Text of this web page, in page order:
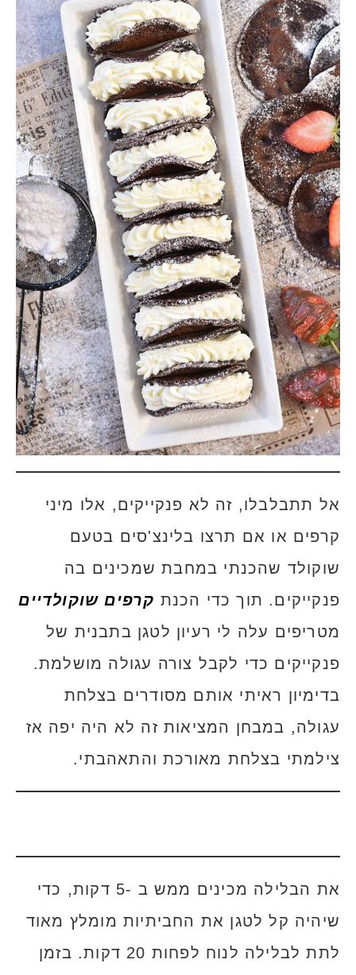
אל תתבלבלו, זה לא פנקייקים, אלו מיני
קרפים או אם תרצו בלינצ'סים בטעם
שוקולד שהכנתי במחבת שמכינים בה
פנקייקים. תוך כדי הכנת קרפים שוקולדיים
מטריפים עלה לי רעיון לטגן בתבנית של
פנקייקים כדי לקבל צורה עגולה מושלמת.
בדימיון ראיתי אותם מסודרים בצלחת
עגולה, במבחן המציאות זה לא היה יפה אז
צילמתי בצלחת מאורכת והתאהבתי.
את הבלילה מכינים ממש ב -5 דקות, כדי
שיהיה קל לטגן את החביתיות מומלץ מאוד
לתת לבלילה לנוח לפחות 20 דקות. בזמן